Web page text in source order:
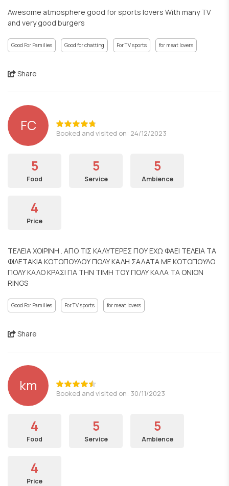
Awesome atmosphere good for sports lovers With many TV
and very good burgers
Good For Families Good for chatting For TV sports for meat lovers
Share
FC Booked and visited on: 24/12/2023
5
Food
5
Service
5
Ambience
4
Price
ΤΕΛΕΙΑ ΧΟΙΡΙΝΗ . ΑΠΟ ΤΙΣ ΚΑΛΥΤΕΡΕΣ ΠΟΥ ΕΧΩ ΦΑΕΙ ΤΕΛΕΙΑ ΤΑ
ΦΙΛΕΤΑΚΙΑ ΚΟΤΟΠΟΥΛΟΥ ΠΟΛΥ ΚΑΛΗ ΣΑΛΑΤΑ ΜΕ ΚΟΤΟΠΟΥΛΟ
ΠΟΛΥ ΚΑΛΟ ΚΡΑΣΙ ΓΙΑ ΤΗΝ ΤΙΜΗ ΤΟΥ ΠΟΛΥ ΚΑΛΑ ΤΑ ONION
RINGS
Good For Families For TV sports for meat lovers
Share
km Booked and visited on: 30/11/2023
4
Food
5
Service
5
Ambience
4
Price